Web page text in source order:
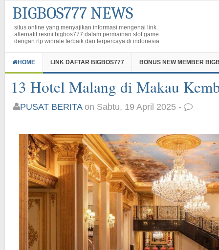
BIGBOS777 NEWS
situs online yang menyajikan informasi mengenai link
alternatif resmi bigbos777 dalam permainan slot game
dengan rtp winrate terbaik dan terpercaya di indonesia
HOME LINK DAFTAR BIGBOS777 BONUS NEW MEMBER
13 Hotel Malang di Makau
PUSAT BERITA on Sabtu, 19 April 2025 -